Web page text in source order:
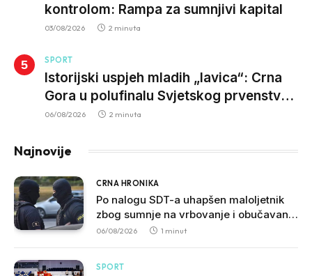
kontrolom: Rampa za sumnjivi kapital
03/08/2026 2 minuta
SPORT
Istorijski uspjeh mladih „lavica“: Crna
Gora u polufinalu Svjetskog prvenstva
nakon pobjede nad Slovačkom
06/08/2026 2 minuta
Najnovije
CRNA HRONIKA
Po nalogu SDT-a uhapšen maloljetnik
zbog sumnje na vrbovanje i obučavanje
za izvršenje terorističkih djela
06/08/2026 1 minut
SPORT